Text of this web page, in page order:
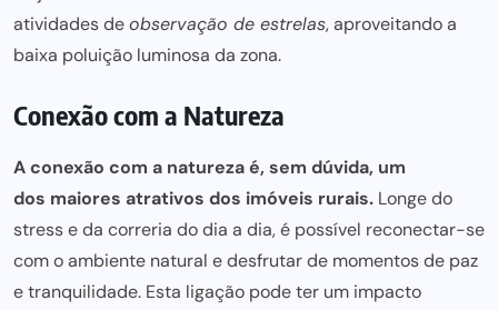
atividades deobservação de estrelas, aproveitando a
baixa poluição luminosa da zona.
Conexão com a Natureza
A conexão com a natureza é, sem dúvida, um
dos maiores atrativos dos imóveis rurais. Longe do
stress e da correria do dia a dia, é possível reconectar-se
com o ambiente natural e desfrutar de momentos de paz
e tranquilidade. Esta ligação pode ter um impacto